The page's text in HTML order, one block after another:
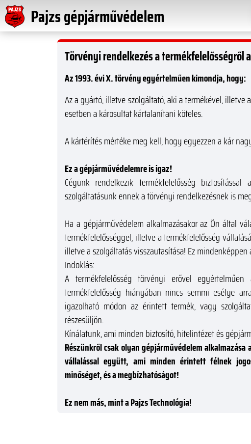
Pajzs gépjárművédelem
Törvényi rendelkezés a
Az 1993. évi X. törvény egyértelműen kimondja, hogy:
Az a gyártó, illetve szolgáltató, aki a termékével, illetve
esetben a károsultat kártalanítani köteles.
A kártérítés mértéke meg kell, hogy egyezzen a kár
Ez a gépjárművédelemre is igaz!
Cégünk rendelkezik termékfelelősség
szolgáltatásunk ennek a törvényi rendelkezésnek is
Ha a gépjárművédelem alkalmazásakor az Ön által
termékfelelősséggel, illetve a termékfelelősség
illetve a szolgáltatás visszautasítása! Ez
Indoklás:
A termékfelelősség törvényi erővel
termékfelelősség hiányában nincs semmi esélye
igazolható módon az érintett termék, vagy
részesüljön.
Kínálatunk, ami minden biztosító, hitelintézet és
Részünkről csak olyan gépjárművédelem
vállalással együtt, ami minden érintett félnek
minőséget, és a megbízhatóságot!
Ez nem más, mint a Pajzs Technológia!